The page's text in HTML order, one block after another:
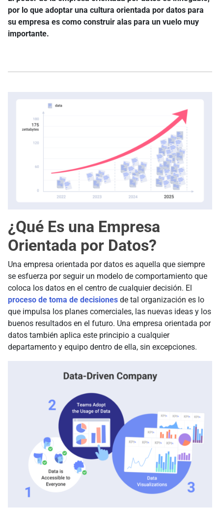
por lo que adoptar una cultura orientada por datos para
su empresa es como construir alas para un vuelo muy
importante.
¿Qué Es una Empresa
Orientada por Datos?
Una empresa orientada por datos es aquella que siempre
se esfuerza por seguir un modelo de comportamiento que
coloca los datos en el centro de cualquier decisión. El
proceso de toma de decisiones de tal organización es lo
que impulsa los planes comerciales, las nuevas ideas y los
buenos resultados en el futuro. Una empresa orientada por
datos también aplica este principio a cualquier
departamento y equipo dentro de ella, sin excepciones.